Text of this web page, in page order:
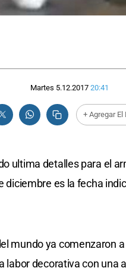
Martes 5.12.2017 20:41
+ Agregar El
ultima detalles para el
diciembre es la fecha
mundo ya comenzaron
labor decorativa con una